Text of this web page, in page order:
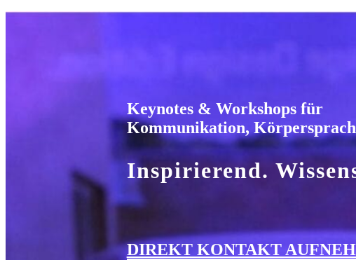
Keynotes & Workshops für
Kommunikation,
Inspirierend.
DIREKT KONTAKT